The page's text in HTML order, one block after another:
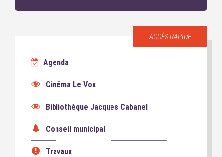
ACCÈS RAPIDE
Agenda
Cinéma Le Vox
Bibliothèque Jacques Cabanel
Conseil municipal
Travaux